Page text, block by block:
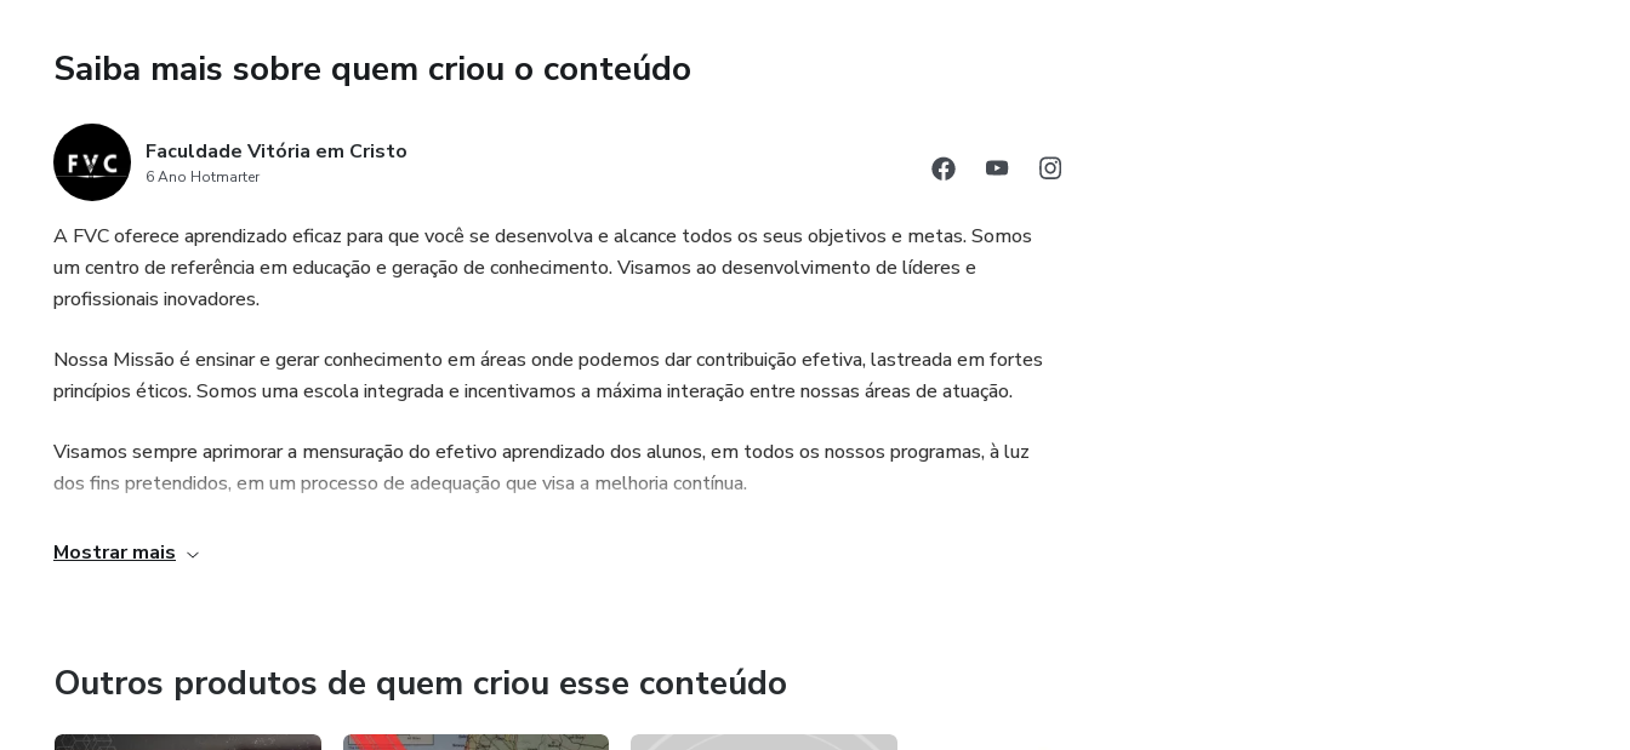
Saiba mais sobre quem criou o conteúdo
Faculdade Vitória em Cristo
6 Ano Hotmarter
A FVC oferece aprendizado eficaz para que você se desenvolva e alcance todos os seus objetivos e metas. Somos
um centro de referência em educação e geração de conhecimento. Visamos ao desenvolvimento de líderes e
profissionais inovadores.
Nossa Missão é ensinar e gerar conhecimento em áreas onde podemos dar contribuição efetiva, lastreada em fortes
princípios éticos. Somos uma escola integrada e incentivamos a máxima interação entre nossas áreas de atuação.
Visamos sempre aprimorar a mensuração do efetivo aprendizado dos alunos, em todos os nossos programas, à luz
dos fins pretendidos, em um processo de adequação que visa a melhoria contínua.
Mostrar mais
Outros produtos de quem criou esse conteúdo